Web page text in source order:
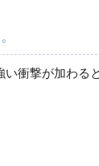
衝撃が加わ